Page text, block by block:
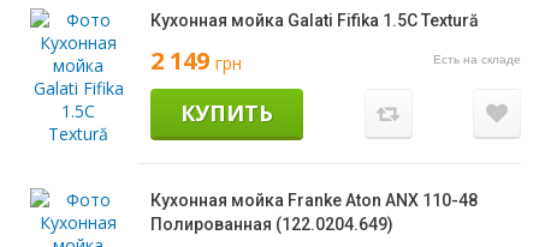
Кухонная мойка Galati Fifika 1.5C Textură
2 149 грн Есть на складе
КУПИТЬ
Кухонная мойка Franke Aton ANX 110-48
Полированная (122.0204.649)